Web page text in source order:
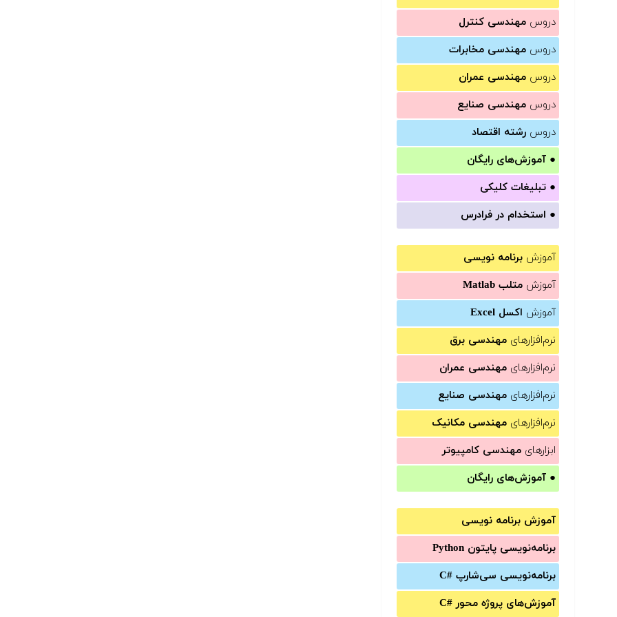
دروس مهندسی کنترل
دروس مهندسی مخابرات
دروس مهندسی عمران
دروس مهندسی صنایع
دروس رشته اقتصاد
● آموزش‌های رایگان
● تبلیغات کلیکی
● استخدام در فرادرس
آموزش برنامه نویسی
آموزش متلب Matlab
آموزش اکسل Excel
نرم‌افزارهای مهندسی برق
نرم‌افزارهای مهندسی عمران
نرم‌افزارهای مهندسی صنایع
نرم‌افزارهای مهندسی مکانیک
ابزارهای مهندسی کامپیوتر
● آموزش‌های رایگان
آموزش برنامه نویسی
برنامه‌نویسی پایتون Python
برنامه‌‌نویسی سی‌شارپ C#‎
آموزش‌های پروژه محور #C